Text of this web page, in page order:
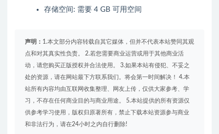
存储空间: 需要 4 GB 可用空间
声明： 1.本文部分内容转载自其它媒体，但并不代表本站赞同其观
点和对其真实性负责。 2.若您需要商业运营或用于其他商业活
动，请您购买正版授权并合法使用。 3.如果本站有侵犯、不妥之
处的资源，请在网站最下方联系我们。将会第一时间解决！ 4.本
站所有内容均由互联网收集整理、网友上传，仅供大家参考、学
习，不存在任何商业目的与商业用途。 5.本站提供的所有资源仅
供参考学习使用，版权归原著所有，禁止下载本站资源参与商业
和非法行为，请在24小时之内自行删除!